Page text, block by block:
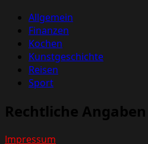
Allgemein
Finanzen
Kochen
Kunstgeschichte
Reisen
Sport
Rechtliche Angaben
Impressum